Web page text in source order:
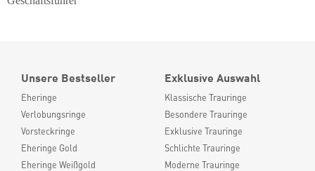
Unsere Bestseller
Eheringe
Verlobungsringe
Vorsteckringe
Eheringe Gold
Eheringe Weißgold
Exklusive Auswahl
Klassische Trauringe
Besondere Trauringe
Exklusive Trauringe
Schlichte Trauringe
Moderne Trauringe